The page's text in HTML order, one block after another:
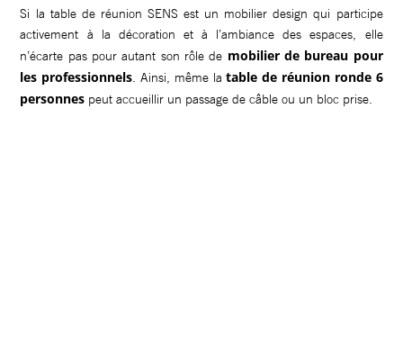
Si la table de réunion SENS est un mobilier design qui participe
activement à la décoration et à l’ambiance des espaces, elle
n’écarte pas pour autant son rôle de mobilier de bureau pour
les professionnels . Ainsi, même latable de réunion ronde 6
personnes peut accueillir un passage de câble ou un bloc prise.